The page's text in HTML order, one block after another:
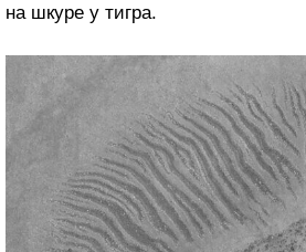
на шкуре у тигра.